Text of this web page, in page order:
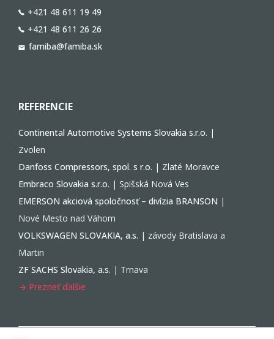
+421 48 611 19 49
+421 48 611 26 26
famiba@famiba.sk
REFERENCIE
Continental Automotive Systems Slovakia s.r.o. |
Zvolen
Danfoss Compressors, spol. s r.o. | Zlaté Moravce
Embraco Slovakia s.r.o. | Spišská Nová Ves
EMERSON akciová spoločnosť – divízia BRANSON |
Nové Mesto nad Váhom
VOLKSWAGEN SLOVAKIA, a.s. | závody Bratislava a
Martin
ZF SACHS Slovakia, a.s. | Trnava
Prezrieť ďalšie